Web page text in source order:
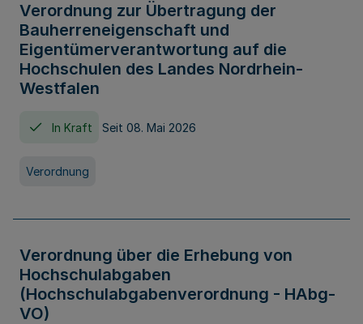
Verordnung zur Übertragung der
Bauherreneigenschaft und
Eigentümerverantwortung auf die
Hochschulen des Landes Nordrhein-
Westfalen
In Kraft Seit 08. Mai 2026
Verordnung
Verordnung über die Erhebung von
Hochschulabgaben
(Hochschulabgabenverordnung - HAbg-
VO)